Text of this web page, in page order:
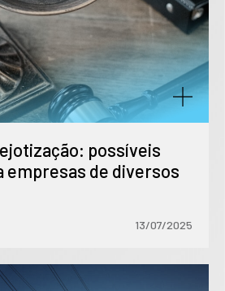
possíveis
empresas de diversos
13/07/2025